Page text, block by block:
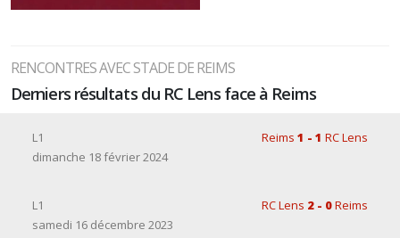
RENCONTRES AVEC STADE DE REIMS
Derniers résultats du RC Lens face à Reims
L1 Reims 1 - 1 RC Lens
dimanche 18 février 2024
L1 RC Lens 2 - 0Reims
samedi 16 décembre 2023